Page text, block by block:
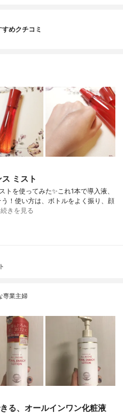
すめクチコミ
ミスト
を使ってみた✨これ1本で導入液、
！使い方は、ボトルをよく振り、顔
続きを見る
専業主婦
る、オールインワン化粧液